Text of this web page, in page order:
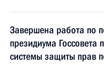
Завершена работа по
президиума Госсовета
системы защиты прав